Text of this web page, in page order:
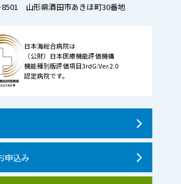
8501 山形県酒田市あきほ町30番地
日本海総合病院は
（公財）日本医療機能評価機構
機能種別版評価項目3rdG:Ver.2.0
認定病院です。
申込み